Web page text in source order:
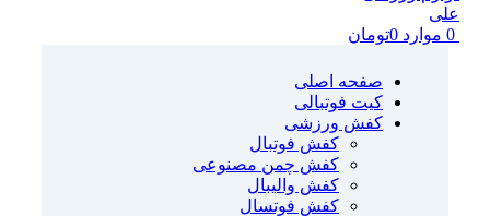
0 موارد 0تومان
صفحه اصلی
کیت فوتبالی
کفش ورزشی
کفش فوتبال
کفش چمن مصنوعی
کفش والیبال
کفش فوتسال